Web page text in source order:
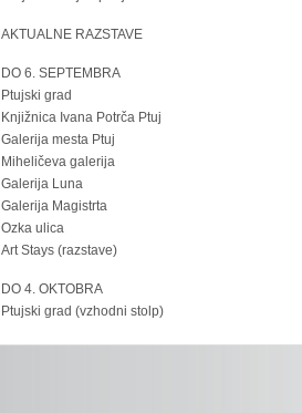
AKTUALNE RAZSTAVE
DO 6. SEPTEMBRA
Ptujski grad
Knjižnica Ivana Potrča Ptuj
Galerija mesta Ptuj
Miheličeva galerija
Galerija Luna
Galerija Magistrta
Ozka ulica
Art Stays (razstave)
DO 4. OKTOBRA
Ptujski grad (vzhodni stolp)